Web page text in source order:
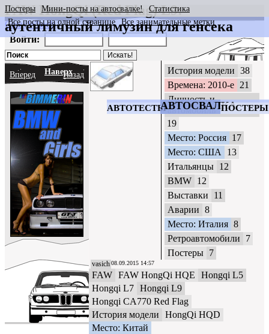
CrazyWheels
АВТОТЕСТЫАВТОСВАЛКАПОСТЕРЫ
Постеры Мини-посты на автосвалке!
Статистика
Все посты на одной странице
Все занимательные метки
Войти:
Вперед НаверхНазад История модели 38
Времена: 2010-е 21
Личность и
автомобиль
19
Место: Россия 17
Место: США
13
Итальянцы 12
BMW 12
Выставки
11
Аварии 8
Место: Италия 8
Ретроавтомобили
7
Постеры 7
vasich08.09.2015 14:57
FAW FAW HongQi HQE
Hongqi L5
Hongqi L7 Hongqi L9
Hongqi CA770 Red Flag
История модели
HongQi HQD
Место: Китай
FAW HongQi (Red Flag) L9:
аутентичный лимузин для генсека